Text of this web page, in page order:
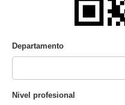
Departamento
Nivel profesional